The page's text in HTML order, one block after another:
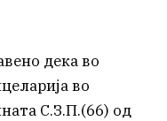
дека во
во
С.З.П.(66) од